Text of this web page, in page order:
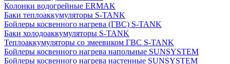
Колонки водогрейные ERMAK
Баки теплоаккумуляторы S-TANK
Бойлеры косвенного нагрева (ГВС) S-TANK
Баки холодоаккумуляторы S-TANK
Теплоаккумуляторы со змеевиком ГВС S-TANK
Бойлеры косвенного нагрева напольные SUNSYSTEM
Бойлеры косвенного нагрева настенные SUNSYSTEM